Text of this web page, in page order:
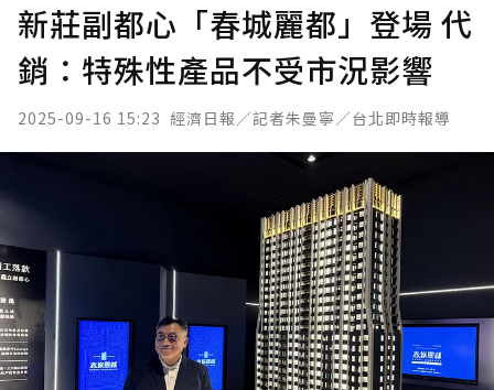
新莊副都心「春城麗都」登場 代
銷：特殊性產品不受市況影響
2025-09-16 15:23 經濟日報／記者朱曼寧／台北即時報導